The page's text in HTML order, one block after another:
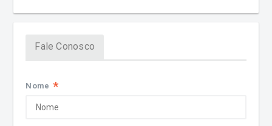
Fale Conosco
Nome *